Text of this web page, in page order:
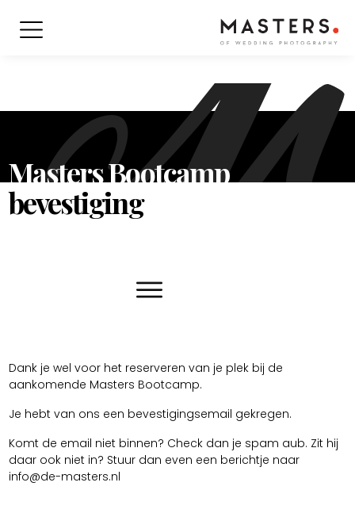
Masters Bootcamp
bevestiging
Dank je wel voor het reserveren van je plek bij de
aankomende Masters Bootcamp.
Je hebt van ons een bevestigingsemail gekregen.
Komt de email niet binnen? Check dan je spam aub. Zit hij
daar ook niet in? Stuur dan even een berichtje naar
info@de-masters.nl